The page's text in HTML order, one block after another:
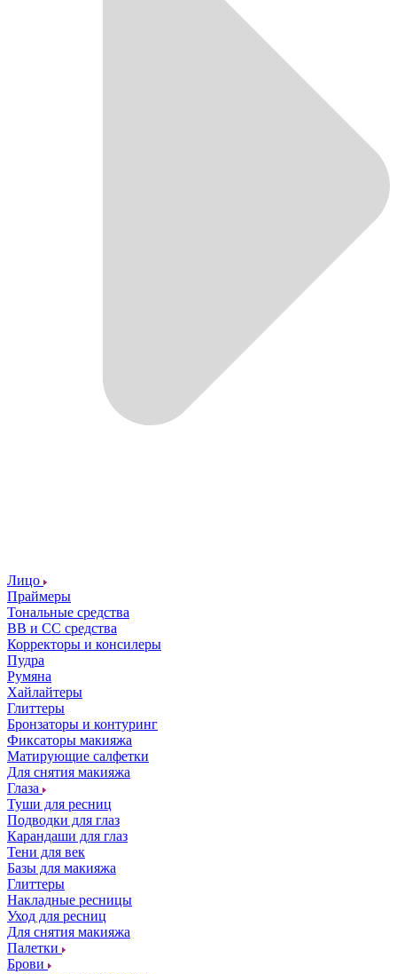
Лицо
Праймеры
Тональные средства
ВВ и СС средства
Корректоры и консилеры
Пудра
Румяна
Хайлайтеры
Глиттеры
Бронзаторы и контуринг
Фиксаторы макияжа
Матирующие салфетки
Для снятия макияжа
Глаза
Туши для ресниц
Подводки для глаз
Карандаши для глаз
Тени для век
Базы для макияжа
Глиттеры
Накладные ресницы
Уход для ресниц
Для снятия макияжа
Палетки
Брови